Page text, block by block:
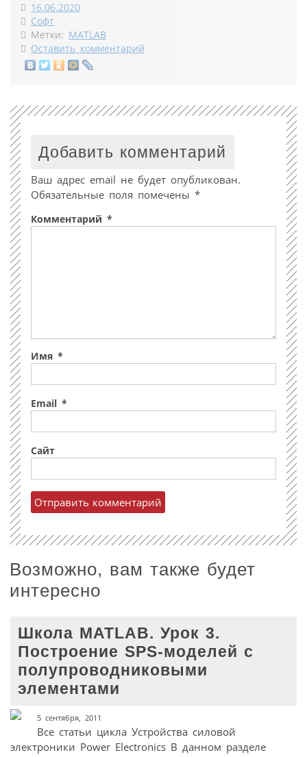
16.06.2020
Софт
Метки: MATLAB
Оставить комментарий
Добавить комментарий
Ваш адрес email не будет опубликован.
Обязательные поля помечены *
Комментарий *
Имя *
Email *
Сайт
Возможно, вам также будет
интересно
Школа MATLAB. Урок 3.
Построение SPS-моделей с
полупроводниковыми
элементами
5 сентября, 2011
Все статьи цикла Устройства силовой
электроники Power Electronics В данном разделе